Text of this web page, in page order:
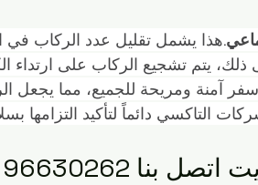
هذا يشمل تقليل عدد الركاب في
يتم تشجيع الركاب على ارتداء
آمنة ومريحة للجميع، مما يجعل
التاكسي دائماً لتأكيد التزامها
96630262